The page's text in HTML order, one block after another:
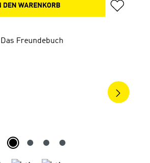
DEN WARENKORB